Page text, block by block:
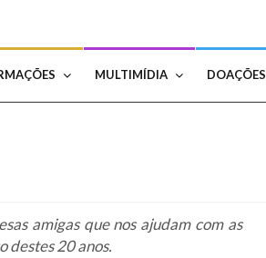
MULTIMÍDIA DOAÇÕES
amigas que nos ajudam com as
destes 20 anos.